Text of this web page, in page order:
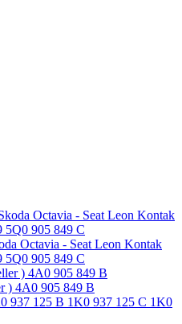
Octavia - Seat Leon Kontak
5Q0 905 849 C
) 4A0 905 849 B